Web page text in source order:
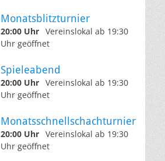
Monatsblitzturnier
20:00 Uhr Vereinslokal ab 19:30
Uhr geöffnet
Spieleabend
20:00 Uhr Vereinslokal ab 19:30
Uhr geöffnet
Monatsschnellschachturnier
20:00 Uhr Vereinslokal ab 19:30
Uhr geöffnet